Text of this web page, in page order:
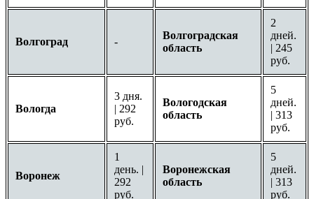
Волгоград -
Волгоградская
область
2
дней.
| 245
руб.
Вологда
3 дня.
| 292
руб.
Вологодская
область
5
дней.
| 313
руб.
Воронеж
1
день. |
292
руб.
Воронежская
область
5
дней.
| 313
руб.